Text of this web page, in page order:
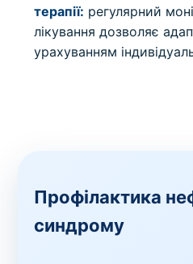
терапії: регулярний
лікування дозволяє
урахуванням
Профілактика
синдрому